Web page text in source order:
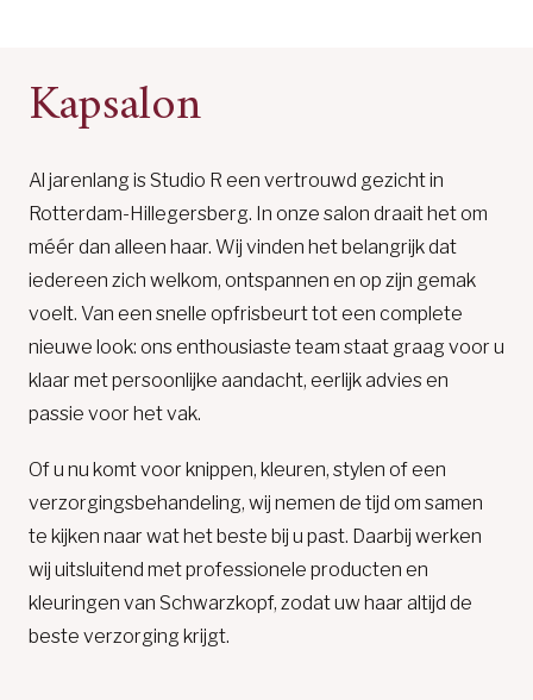
Kapsalon
Al jarenlang is Studio R een vertrouwd gezicht in
Rotterdam-Hillegersberg. In onze salon draait het om
méér dan alleen haar. Wij vinden het belangrijk dat
iedereen zich welkom, ontspannen en op zijn gemak
voelt. Van een snelle opfrisbeurt tot een complete
nieuwe look: ons enthousiaste team staat graag voor u
klaar met persoonlijke aandacht, eerlijk advies en
passie voor het vak.
Of u nu komt voor knippen, kleuren, stylen of een
verzorgingsbehandeling, wij nemen de tijd om samen
te kijken naar wat het beste bij u past. Daarbij werken
wij uitsluitend met professionele producten en
kleuringen van Schwarzkopf, zodat uw haar altijd de
beste verzorging krijgt.